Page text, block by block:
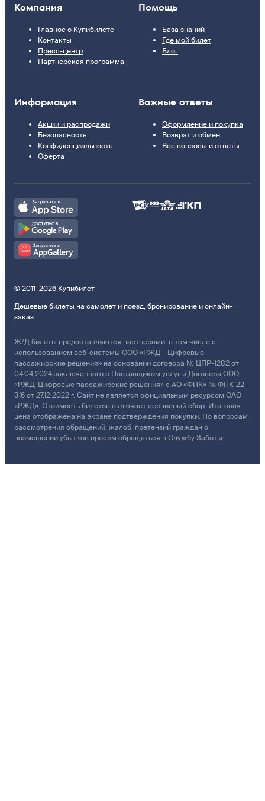
Компания
Главное о Купибилете
Контакты
Пресс-центр
Партнерская программа
Помощь
База знаний
Где мой билет
Блог
Информация
Акции и распродажи
Безопасность
Конфиденциальность
Оферта
Важные ответы
Оформление и покупка
Возврат и обмен
Все вопросы и ответы
© 2011–2026 Купибилет
Дешевые билеты на самолет и поезд, бронирование и онлайн-
заказ
Ж/Д билеты предоставляются партнёрами, в том числе с
использованием веб-системы ООО «РЖД – Цифровые
пассажирские решения» на основании договора № ЦПР-1282 от
04.04.2024 заключенного с Поставщиком услуг и Договора ООО
«РЖД-Цифровые пассажирские решения» с АО «ФПК» № ФПК-22-
316 от 27.12.2022 г. Сайт не является официальным ресурсом ОАО
«РЖД». Стоимость билетов включает сервисный сбор. Итоговая
цена отображена на экране подтверждения покупки. По вопросам
рассмотрения обращений, жалоб, претензий граждан о
возмещении убытков просим обращаться в Службу Заботы.